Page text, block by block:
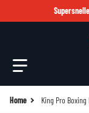
Home King Pro